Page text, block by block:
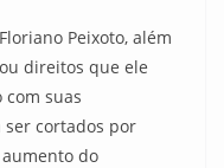
Peixoto, além
direitos que ele
com suas
ser cortados por
do